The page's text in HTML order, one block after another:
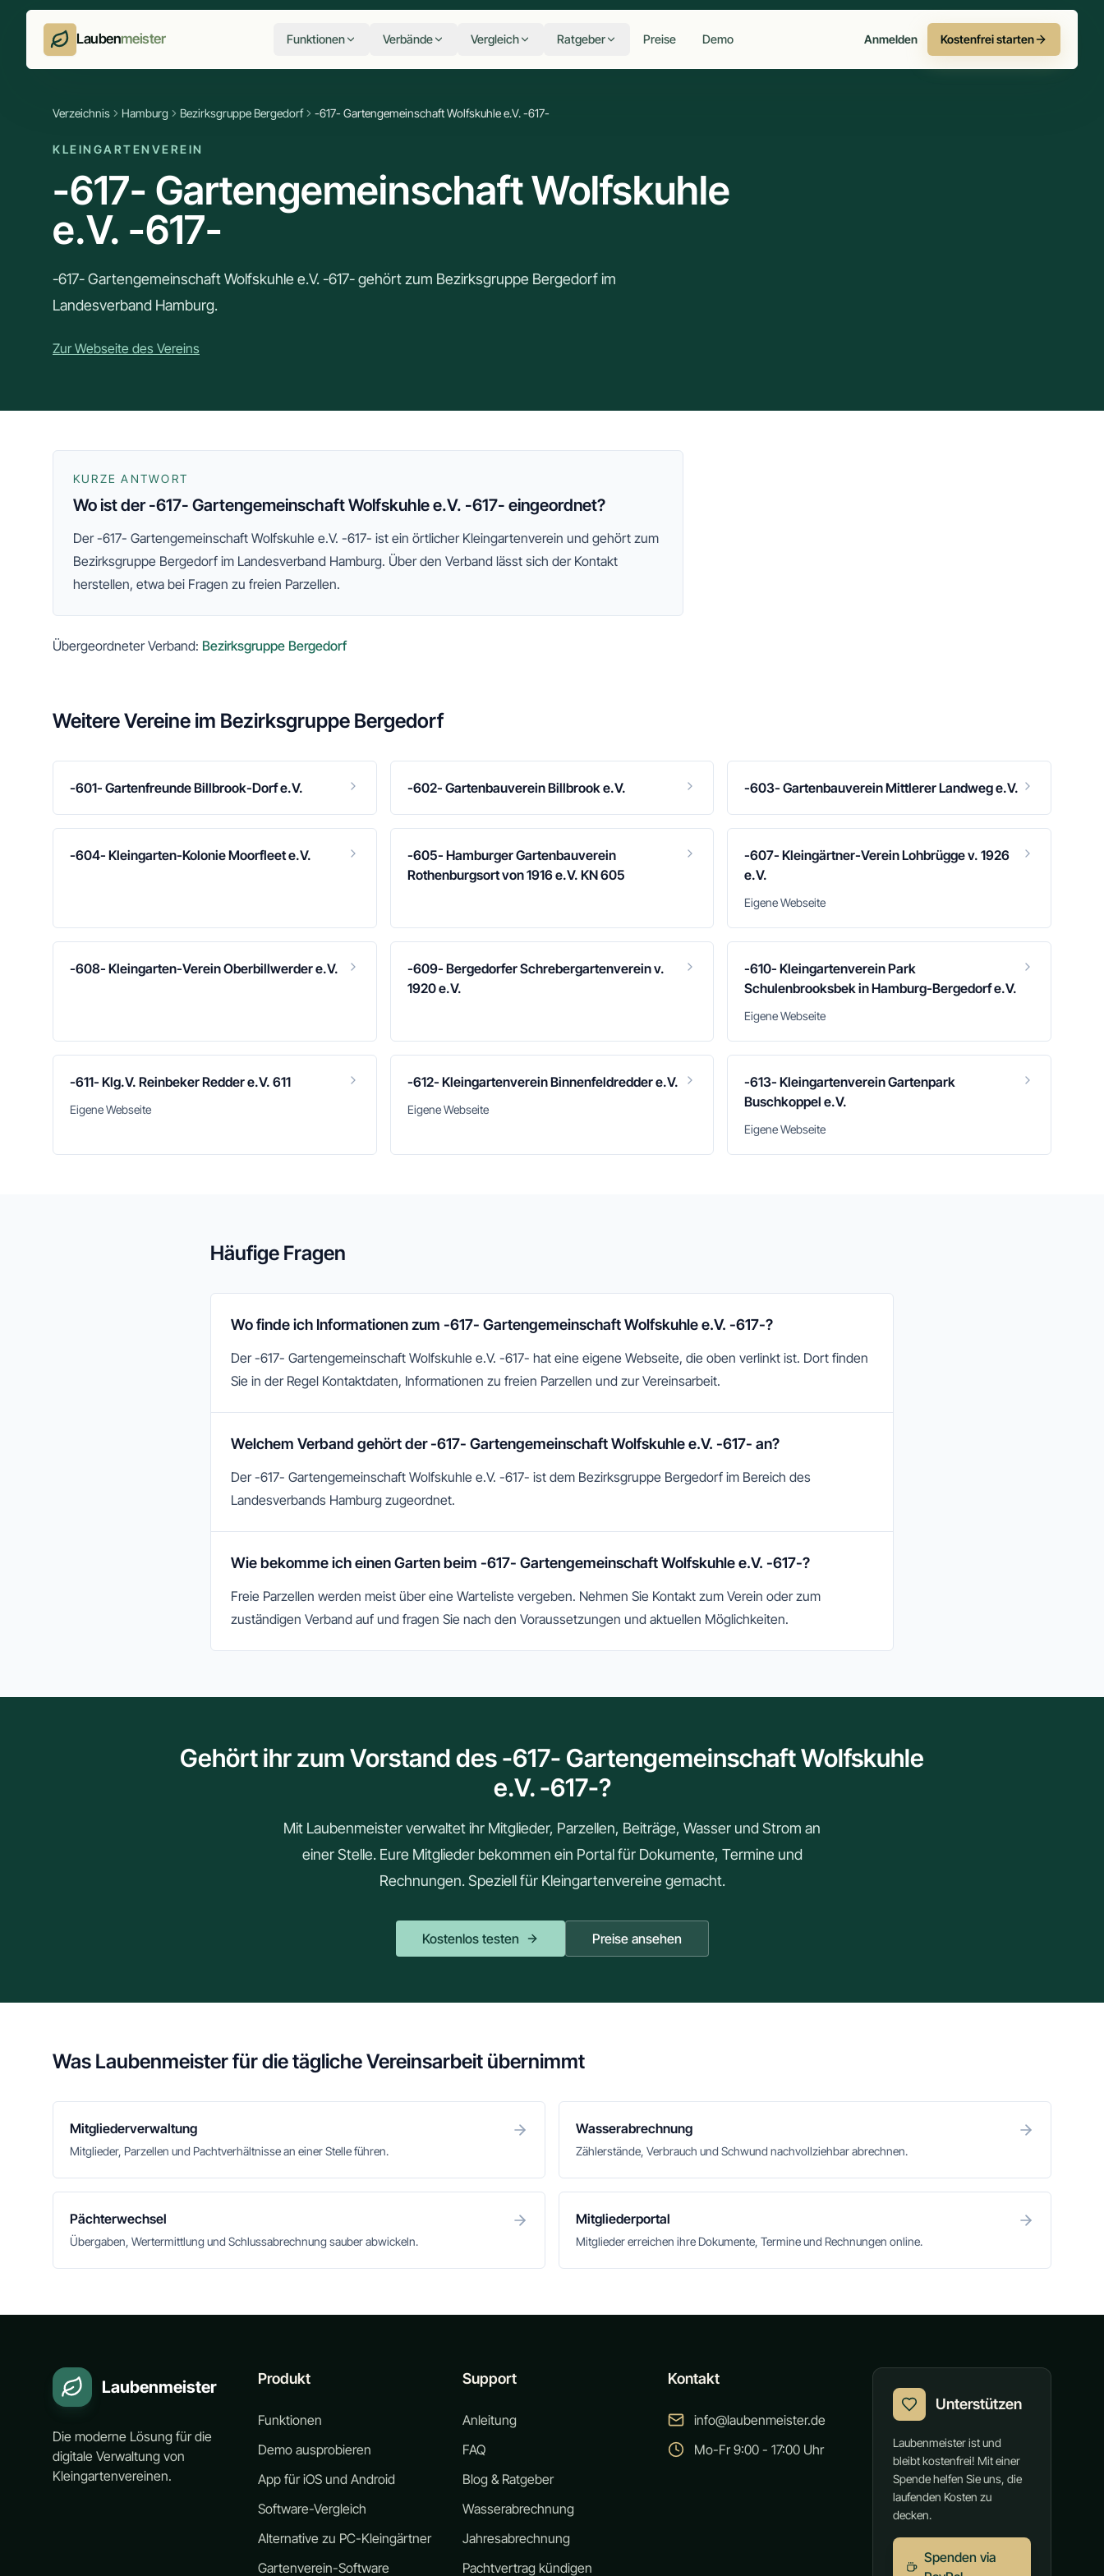
Laubenmeister Funktionen Verbände Vergleich Ratgeber Preise Demo Anmelden Kostenfrei starten
Verzeichnis Hamburg Bezirksgruppe Bergedorf -617- Gartengemeinschaft Wolfskuhle e.V. -617-
KLEINGARTENVEREIN
-617- Gartengemeinschaft Wolfskuhle
e.V. -617-
-617- Gartengemeinschaft Wolfskuhle e.V. -617- gehört zum Bezirksgruppe Bergedorf im
Landesverband Hamburg.
Zur Webseite des Vereins
KURZE ANTWORT
Wo ist der -617- Gartengemeinschaft Wolfskuhle e.V. -617- eingeordnet?
Der-617- Gartengemeinschaft Wolfskuhle e.V. -617- ist ein örtlicher Kleingartenverein und gehört zum
Bezirksgruppe Bergedorf im Landesverband Hamburg. Über den Verband lässt sich der Kontakt
herstellen, etwa bei Fragen zu freien Parzellen.
Übergeordneter Verband: Bezirksgruppe Bergedorf
Weitere Vereine im Bezirksgruppe Bergedorf
-601- Gartenfreunde Billbrook-Dorf e.V. -602- Gartenbauverein Billbrook e.V. -603- Gartenbauverein Mittlerer Landweg e.V.
-604- Kleingarten-Kolonie Moorfleet e.V.
-605- Hamburger Gartenbauverein
Rothenburgsort von 1916 e.V. KN 605
-607- Kleingärtner-Verein Lohbrügge v. 1926
e.V.
Eigene Webseite
-608- Kleingarten-Verein Oberbillwerder e.V.
-609- Bergedorfer Schrebergartenverein v.
1920 e.V.
-610- Kleingartenverein Park
Schulenbrooksbek in Hamburg-Bergedorf e.V.
Eigene Webseite
-611- Klg.V. Reinbeker Redder e.V. 611
Eigene Webseite
-612- Kleingartenverein Binnenfeldredder e.V.
Eigene Webseite
-613- Kleingartenverein Gartenpark
Buschkoppel e.V.
Eigene Webseite
Häufige Fragen
Wo finde ich Informationen zum -617- Gartengemeinschaft Wolfskuhle e.V. -617-?
Der -617- Gartengemeinschaft Wolfskuhle e.V. -617- hat eine eigene Webseite, die oben verlinkt ist. Dort finden
Sie in der Regel Kontaktdaten, Informationen zu freien Parzellen und zur Vereinsarbeit.
Welchem Verband gehört der -617- Gartengemeinschaft Wolfskuhle e.V. -617- an?
Der -617- Gartengemeinschaft Wolfskuhle e.V. -617- ist dem Bezirksgruppe Bergedorf im Bereich des
Landesverbands Hamburg zugeordnet.
Wie bekomme ich einen Garten beim -617- Gartengemeinschaft Wolfskuhle e.V. -617-?
Freie Parzellen werden meist über eine Warteliste vergeben. Nehmen Sie Kontakt zum Verein oder zum
zuständigen Verband auf und fragen Sie nach den Voraussetzungen und aktuellen Möglichkeiten.
Gehört ihr zum Vorstand des -617- Gartengemeinschaft Wolfskuhle
e.V. -617-?
Mit Laubenmeister verwaltet ihr Mitglieder, Parzellen, Beiträge, Wasser und Strom an
einer Stelle. Eure Mitglieder bekommen ein Portal für Dokumente, Termine und
Rechnungen. Speziell für Kleingartenvereine gemacht.
Kostenlos testen Preise ansehen
Was Laubenmeister für die tägliche Vereinsarbeit übernimmt
Mitgliederverwaltung
Mitglieder, Parzellen und Pachtverhältnisse an einer Stelle führen.
Wasserabrechnung
Zählerstände, Verbrauch und Schwund nachvollziehbar abrechnen.
Pächterwechsel
Übergaben, Wertermittlung und Schlussabrechnung sauber abwickeln.
Mitgliederportal
Mitglieder erreichen ihre Dokumente, Termine und Rechnungen online.
Laubenmeister
Die moderne Lösung für die
digitale Verwaltung von
Kleingartenvereinen.
Produkt
Funktionen
Demo ausprobieren
App für iOS und Android
Software-Vergleich
Alternative zu PC-Kleingärtner
Gartenverein-Software
Support
Anleitung
FAQ
Blog & Ratgeber
Wasserabrechnung
Jahresabrechnung
Pachtvertrag kündigen
Kontakt
info@laubenmeister.de
Mo-Fr 9:00 - 17:00 Uhr
Unterstützen
Laubenmeister ist und
bleibt kostenfrei! Mit einer
Spende helfen Sie uns, die
laufenden Kosten zu
decken.
Spenden via